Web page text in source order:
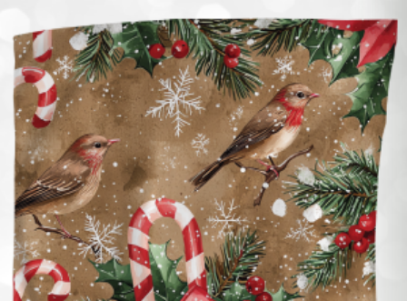
Miejsca
Zakątek nadziei
Stwórz swój projekt
Leżaki